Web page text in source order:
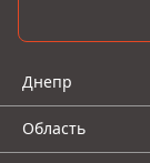
Днепр
Область